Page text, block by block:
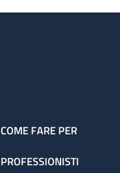
COME FARE PER
PROFESSIONISTI